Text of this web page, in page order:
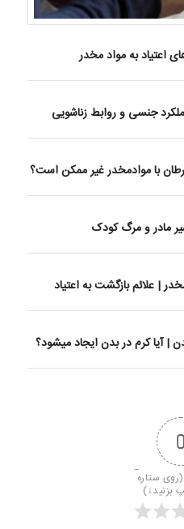
اعتیاد به مواد مخدر
جنسی و روابط زناشویی
با موادمخدر غیر ممکن است؟
مادر و مرگ کودک
| علائم بازگشت به اعتیاد
| آیا کرم در بدن ایجاد میشود؟
0
(روی ستاره